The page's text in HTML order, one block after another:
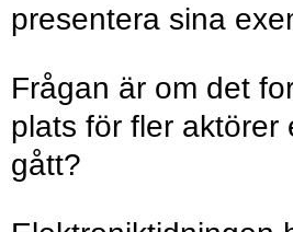
presentera sina
Frågan är om det
plats för fler aktörer
gått?